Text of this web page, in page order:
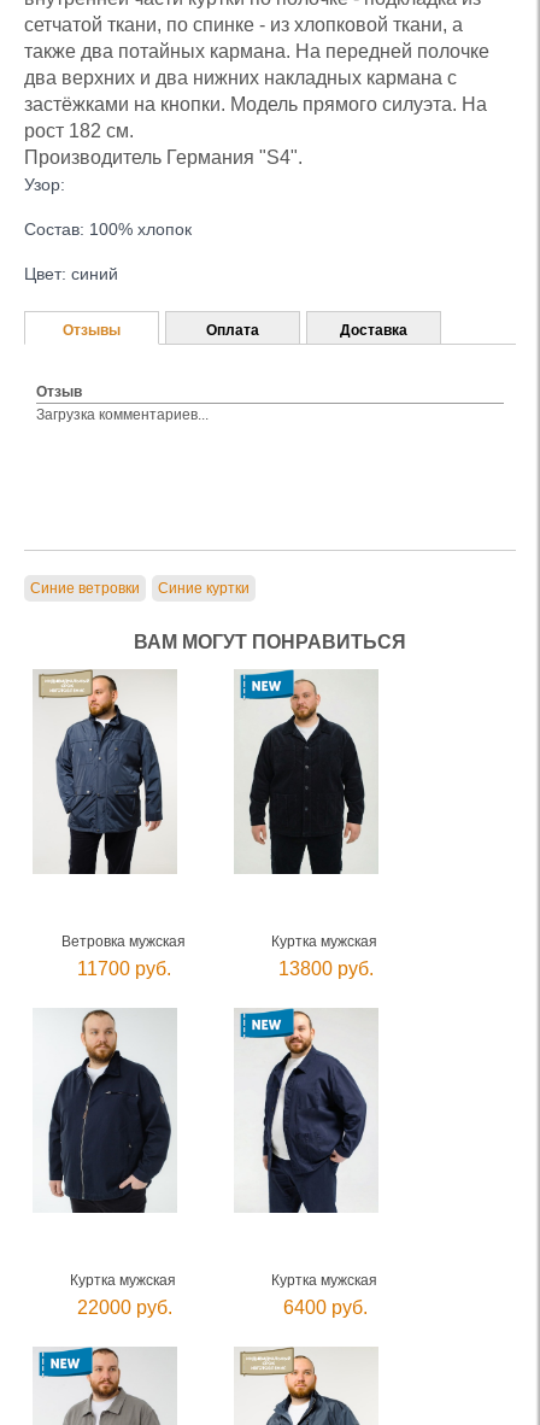
сетчатой ткани, по спинке - из хлопковой ткани, а
также два потайных кармана. На передней полочке
два верхних и два нижних накладных кармана с
застёжками на кнопки. Модель прямого силуэта. На
рост 182 см.
Производитель Германия "S4".
Узор:
Состав: 100% хлопок
Цвет: синий
Отзывы
Отзыв
Загрузка комментариев...
Оплата Доставка
Синие ветровки Синие куртки
ВАМ МОГУТ ПОНРАВИТЬСЯ
Ветровка мужская
11700 руб.
Куртка мужская
13800 руб.
Куртка мужская
22000 руб.
Куртка мужская
6400 руб.